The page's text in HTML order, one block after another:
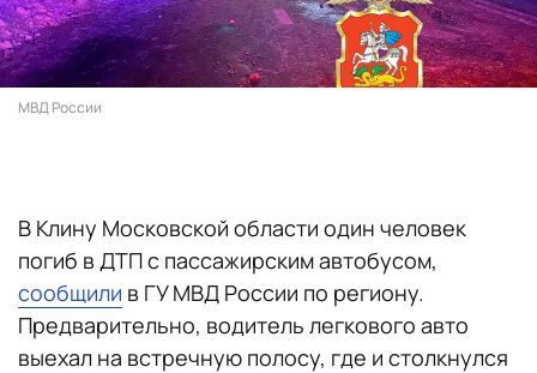
МВД России
В Клину Московской области один человек
погиб в ДТП с пассажирским автобусом,
сообщили в ГУ МВД России по региону.
Предварительно, водитель легкового авто
выехал на встречную полосу, где и столкнулся